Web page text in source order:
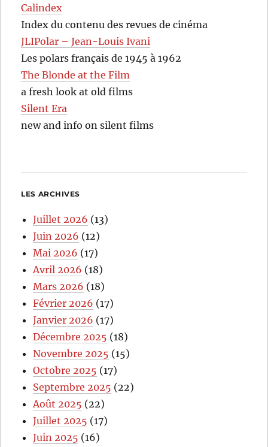
Calindex
Index du contenu des revues de cinéma
JLIPolar – Jean-Louis Ivani
Les polars français de 1945 à 1962
The Blonde at the Film
a fresh look at old films
Silent Era
new and info on silent films
LES ARCHIVES
Juillet 2026 (13)
Juin 2026 (12)
Mai 2026 (17)
Avril 2026 (18)
Mars 2026 (18)
Février 2026 (17)
Janvier 2026 (17)
Décembre 2025 (18)
Novembre 2025 (15)
Octobre 2025 (17)
Septembre 2025 (22)
Août 2025 (22)
Juillet 2025 (17)
Juin 2025 (16)